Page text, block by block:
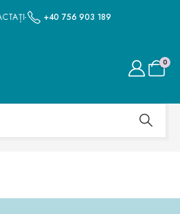
NE !! CONTACTAȚI-NE !! CONTACTAȚI-
+40 756 903 189
0